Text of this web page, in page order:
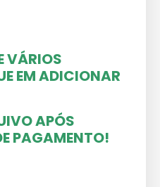
VÁRIOS
EM ADICIONAR
APÓS
PAGAMENTO!